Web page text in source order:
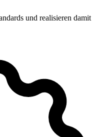
und realisieren damit